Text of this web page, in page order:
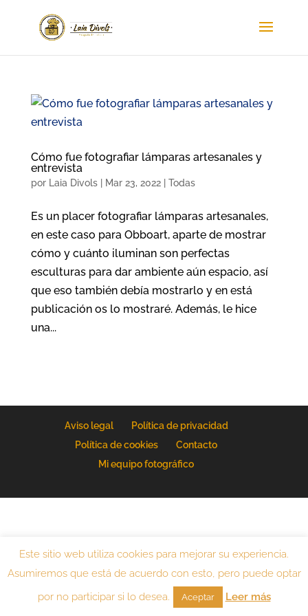
Cómo fue fotografiar lámparas artesanales y
entrevista
por Laia Divols| Mar 23, 2022| Todas
Es un placer fotografiar lámparas artesanales,
en este caso para Obboart, aparte de mostrar
cómo y cuánto iluminan son perfectas
esculturas para dar ambiente aún espacio, así
que eso también debía mostrarlo y en está
publicación os lo mostraré. Además, le hice
una...
Aviso legal
Política de privacidad
Política de cookies
Contacto
Mi equipo fotográfico
Este sitio web utiliza cookies para mejorar su experiencia.
Asumiremos que está de acuerdo con esto, pero puede optar
por no participar si lo desea.
Aceptar Leer más